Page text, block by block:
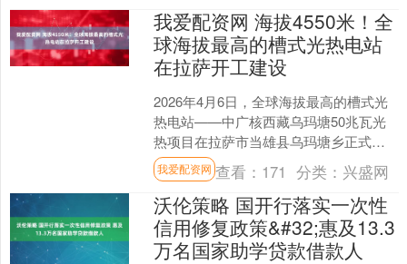
我爱配资网 海拔4550米！全
球海拔最高的槽式光热电站
在拉萨开工建设
2026年4月6日，全球海拔最高的槽式光
热电站——中广核西藏乌玛塘50兆瓦光
热项目在拉萨市当雄县乌玛塘乡正式开
工建设，海拔4550米。项目同步实现了
我国完全自主....
我爱配资网 查看： 171 分类： 兴盛网
沃伦策略 国开行落实一次性
信用修复政策&#32;惠及13.3
万名国家助学贷款借款人